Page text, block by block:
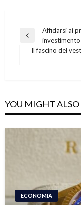
Navigazione
articoli
Previous
Post
Affidarsi ai
investimento
Il fascino del
YOU MIGHT ALSO
ECONOMIA